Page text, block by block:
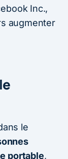
Inc.,
augmenter
le
portable,